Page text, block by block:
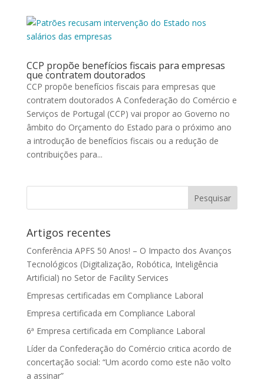
CCP propõe benefícios fiscais para empresas
que contratem doutorados
CCP propõe benefícios fiscais para empresas que
contratem doutorados A Confederação do Comércio e
Serviços de Portugal (CCP) vai propor ao Governo no
âmbito do Orçamento do Estado para o próximo ano
a introdução de benefícios fiscais ou a redução de
contribuições para...
Artigos recentes
Conferência APFS 50 Anos! – O Impacto dos Avanços
Tecnológicos (Digitalização, Robótica, Inteligência
Artificial) no Setor de Facility Services
Empresas certificadas em Compliance Laboral
Empresa certificada em Compliance Laboral
6ª Empresa certificada em Compliance Laboral
Líder da Confederação do Comércio critica acordo de
concertação social: “Um acordo como este não volto
a assinar”